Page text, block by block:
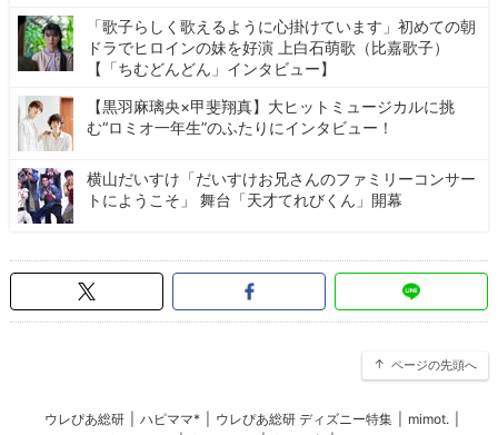
「歌子らしく歌えるように心掛けています」初めての朝
ドラでヒロインの妹を好演 上白石萌歌（比嘉歌子）
【「ちむどんどん」インタビュー】
【黒羽麻璃央×甲斐翔真】大ヒットミュージカルに挑
む“ロミオ一年生”のふたりにインタビュー！
横山だいすけ「だいすけお兄さんのファミリーコンサー
トにようこそ」 舞台「天才てれびくん」開幕
ページの先頭へ
ウレぴあ総研 ハピママ* ウレぴあ総研 ディズニー特集 mimot.